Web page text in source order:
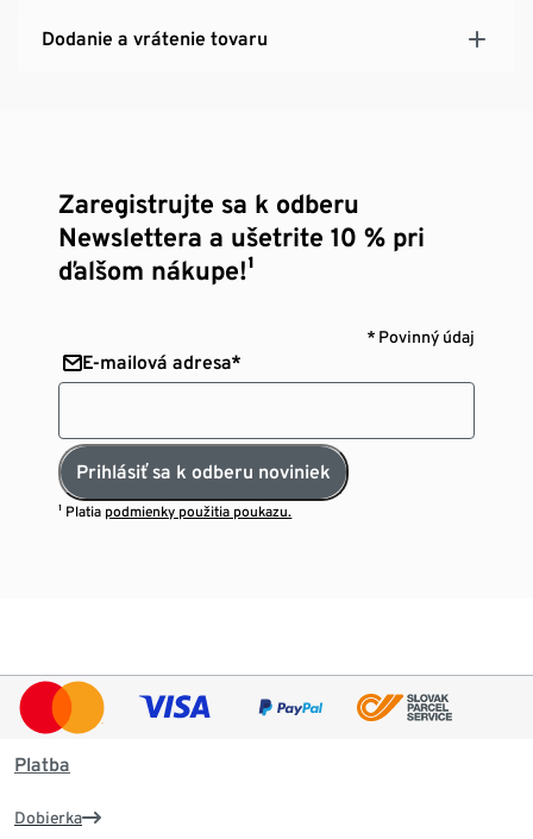
Dodanie a vrátenie tovaru
Zaregistrujte sa k odberu
Newslettera a ušetrite 10 % pri
ďalšom nákupe!¹
* Povinný údaj
E-mailová adresa*
Prihlásiť sa k odberu noviniek
¹ Platia podmienky použitia poukazu.
Platba
Dobierka